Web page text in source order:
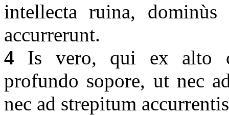
intellecta ruina,
accurrerunt.
4 Is vero, qui ex alto
profundo sopore, ut nec
nec ad strepitum